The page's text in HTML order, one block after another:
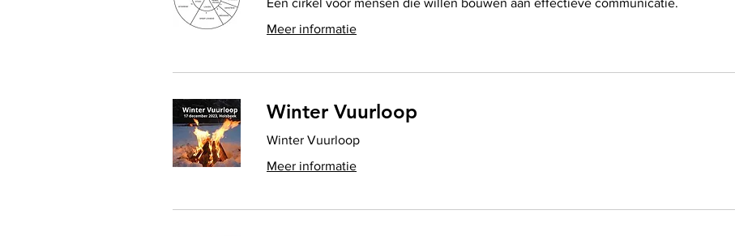
Een cirkel voor mensen die willen bouwen aan effectieve communicatie.
Meer informatie
Winter Vuurloop
Winter Vuurloop
Meer informatie